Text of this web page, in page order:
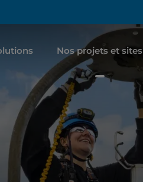
Nos projets et sites